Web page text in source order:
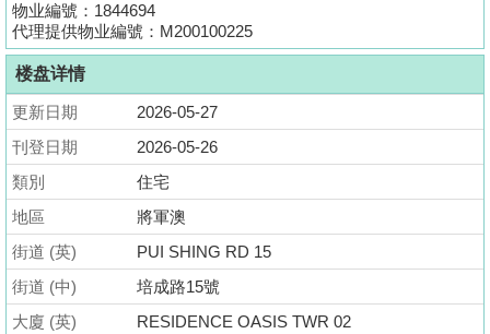
地
产
新
聞
數
據
公
佈
置
业
物业編號：1844694
代理提供物业編號：M200100225
楼盘详情
更新日期
2026-05-27
刊登日期
2026-05-26
類別
住宅
地區
將軍澳
街道 (英)
PUI SHING RD 15
街道 (中)
培成路15號
大廈 (英)
RESIDENCE OASIS TWR 02